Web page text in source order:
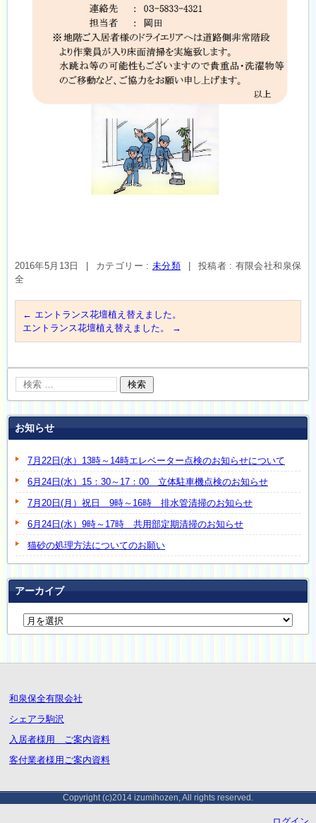
2016年5月13日 | カテゴリー : 未分類 |
投稿者 : 有限会社和泉保
全
← エントランス花壇植え替えました。
エントランス花壇植え替えました。
→
お知らせ
7月22日(水）13時～14時エレベーター点検のお知らせについて
6月24日(水）15：30～17：00 立体駐車機点検のお知らせ
7月20日(月）祝日 9時～16時 排水管清掃のお知らせ
6月24日(水）9時～17時 共用部定期清掃のお知らせ
猫砂の処理方法についてのお願い
アーカイブ
和泉保全有限会社
シェアラ駒沢
入居者様用 ご案内資料
客付業者様用ご案内資料
Copyright (c)2014 izumihozen, All rights reserved.